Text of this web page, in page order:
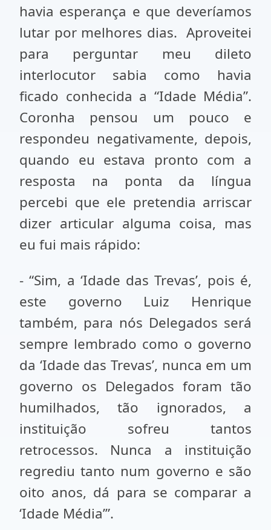
havia esperança e que deveríamos
lutar por melhores dias. Aproveitei
para perguntar meu dileto
interlocutor sabia como havia
ficado conhecida a “Idade Média”.
Coronha pensou um pouco e
respondeu negativamente, depois,
quando eu estava pronto com a
resposta na ponta da língua
percebi que ele pretendia arriscar
dizer articular alguma coisa, mas
eu fui mais rápido:
- “Sim, a ‘Idade das Trevas’, pois é,
este governo Luiz Henrique
também, para nós Delegados será
sempre lembrado como o governo
da ‘Idade das Trevas’, nunca em um
governo os Delegados foram tão
humilhados, tão ignorados, a
instituição sofreu tantos
retrocessos. Nunca a instituição
regrediu tanto num governo e são
oito anos, dá para se comparar a
‘Idade Média’”.